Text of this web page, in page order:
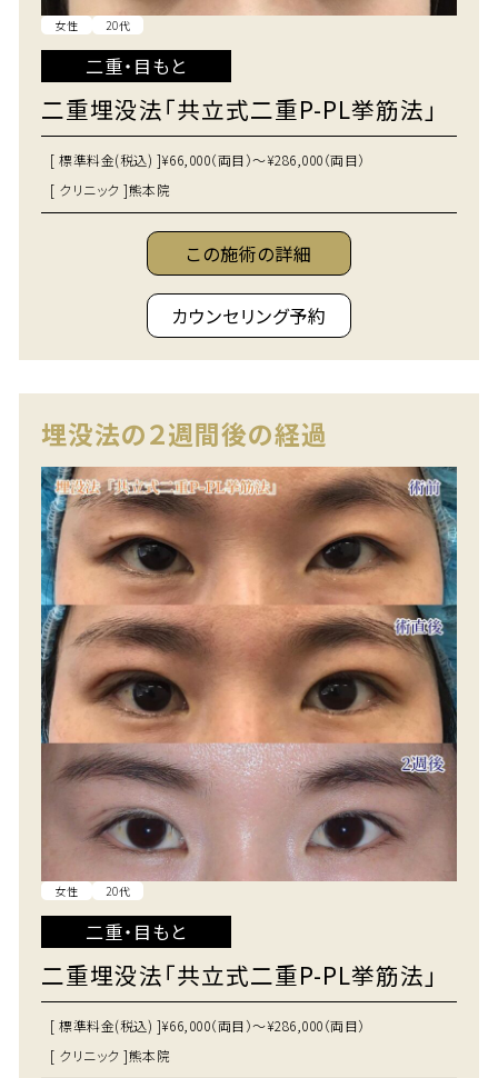
女性 20代
二重・目もと
二重埋没法「共立式二重P-PL挙筋法」
[ 標準料金(税込) ]¥66,000（両目）～¥286,000（両目）
[ クリニック ]熊本院
この施術の詳細
カウンセリング予約
埋没法の２週間後の経過
女性 20代
二重・目もと
二重埋没法「共立式二重P-PL挙筋法」
[ 標準料金(税込) ]¥66,000（両目）～¥286,000（両目）
[ クリニック ]熊本院